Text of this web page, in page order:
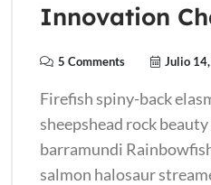
Innovation
5 Comments Julio
Firefish spiny-back
sheepshead rock
barramundi
salmon halosaur